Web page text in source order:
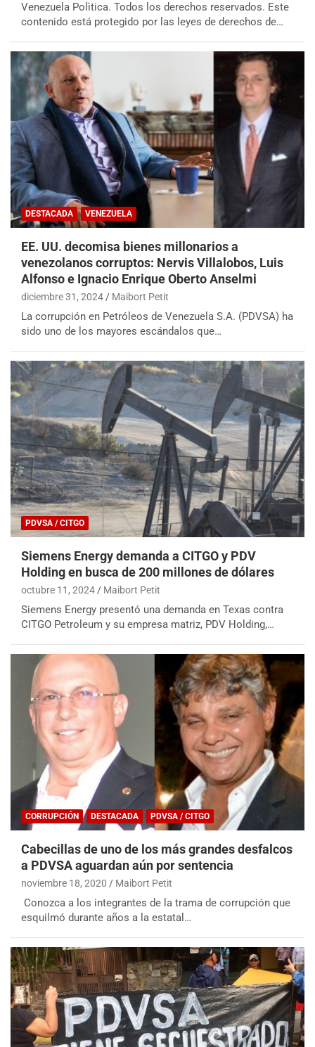
Venezuela Polìtica. Todos los derechos reservados. Este
contenido está protegido por las leyes de derechos de…
DESTACADA VENEZUELA
EE. UU. decomisa bienes millonarios a
venezolanos corruptos: Nervis Villalobos, Luis
Alfonso e Ignacio Enrique Oberto Anselmi
diciembre 31, 2024 Maibort Petit
La corrupción en Petróleos de Venezuela S.A. (PDVSA) ha
sido uno de los mayores escándalos que…
PDVSA / CITGO
Siemens Energy demanda a CITGO y PDV
Holding en busca de 200 millones de dólares
octubre 11, 2024 Maibort Petit
Siemens Energy presentó una demanda en Texas contra
CITGO Petroleum y su empresa matriz, PDV Holding,…
CORRUPCIÓN DESTACADA PDVSA / CITGO
Cabecillas de uno de los más grandes desfalcos
a PDVSA aguardan aún por sentencia
noviembre 18, 2020 Maibort Petit
Conozca a los integrantes de la trama de corrupción que
esquilmó durante años a la estatal…